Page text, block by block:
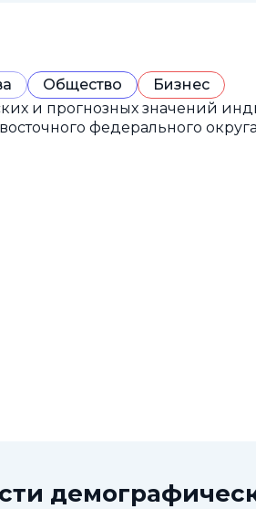
Общество
Бизнес
и прогнозных значений
федерального